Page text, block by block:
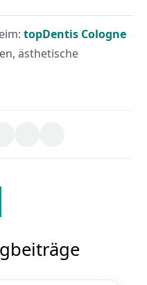
topDentis Cologne
ästhetische